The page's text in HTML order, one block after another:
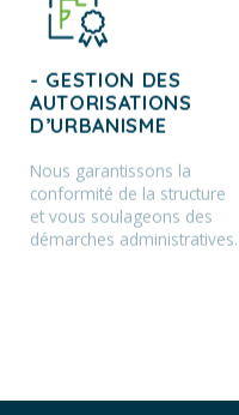
- GESTION DES
AUTORISATIONS
D’URBANISME
Nous garantissons la
conformité de la structure
et vous soulageons des
démarches administratives.